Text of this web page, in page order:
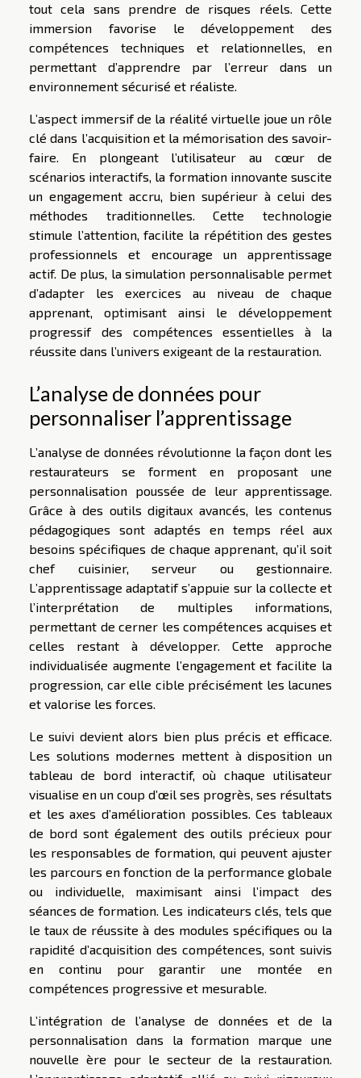
tout cela sans prendre de risques réels. Cette
immersion favorise le développement des
compétences techniques et relationnelles, en
permettant d’apprendre par l’erreur dans un
environnement sécurisé et réaliste.
L’aspect immersif de la réalité virtuelle joue un rôle
clé dans l’acquisition et la mémorisation des savoir-
faire. En plongeant l’utilisateur au cœur de
scénarios interactifs, la formation innovante suscite
un engagement accru, bien supérieur à celui des
méthodes traditionnelles. Cette technologie
stimule l’attention, facilite la répétition des gestes
professionnels et encourage un apprentissage
actif. De plus, la simulation personnalisable permet
d’adapter les exercices au niveau de chaque
apprenant, optimisant ainsi le développement
progressif des compétences essentielles à la
réussite dans l’univers exigeant de la restauration.
L’analyse de données pour
personnaliser l’apprentissage
L’analyse de données révolutionne la façon dont les
restaurateurs se forment en proposant une
personnalisation poussée de leur apprentissage.
Grâce à des outils digitaux avancés, les contenus
pédagogiques sont adaptés en temps réel aux
besoins spécifiques de chaque apprenant, qu’il soit
chef cuisinier, serveur ou gestionnaire.
L’apprentissage adaptatif s’appuie sur la collecte et
l’interprétation de multiples informations,
permettant de cerner les compétences acquises et
celles restant à développer. Cette approche
individualisée augmente l’engagement et facilite la
progression, car elle cible précisément les lacunes
et valorise les forces.
Le suivi devient alors bien plus précis et efficace.
Les solutions modernes mettent à disposition un
tableau de bord interactif, où chaque utilisateur
visualise en un coup d’œil ses progrès, ses résultats
et les axes d’amélioration possibles. Ces tableaux
de bord sont également des outils précieux pour
les responsables de formation, qui peuvent ajuster
les parcours en fonction de la performance globale
ou individuelle, maximisant ainsi l’impact des
séances de formation. Les indicateurs clés, tels que
le taux de réussite à des modules spécifiques ou la
rapidité d’acquisition des compétences, sont suivis
en continu pour garantir une montée en
compétences progressive et mesurable.
L’intégration de l’analyse de données et de la
personnalisation dans la formation marque une
nouvelle ère pour le secteur de la restauration.